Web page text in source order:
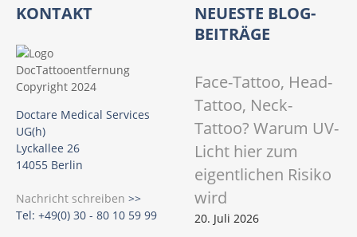
KONTAKT
Doctare Medical Services
UG(h)
Lyckallee 26
14055 Berlin
Nachricht schreiben >>
Tel: +49(0) 30 - 80 10 59 99
NEUESTE BLOG-
BEITRÄGE
Face-Tattoo, Head-
Tattoo, Neck-
Tattoo? Warum UV-
Licht hier zum
eigentlichen Risiko
wird
20. Juli 2026